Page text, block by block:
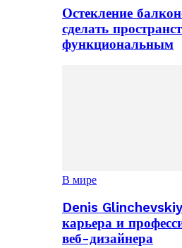
Остекление
сделать
функциональным
В мире
Denis
карьера и
веб-дизайнера